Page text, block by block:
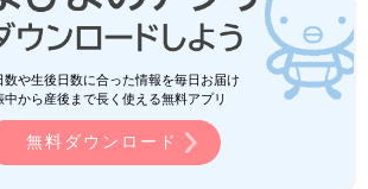
数や生後日数に合った情報を毎日お届け
中から産後まで長く使える無料アプリ
無料ダウンロード